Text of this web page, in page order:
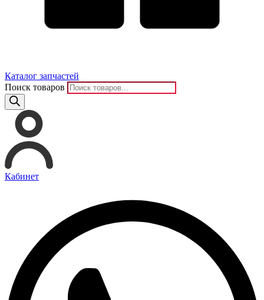
Каталог запчастей
Поиск товаров
Кабинет